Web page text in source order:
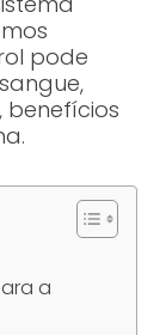
pode
a